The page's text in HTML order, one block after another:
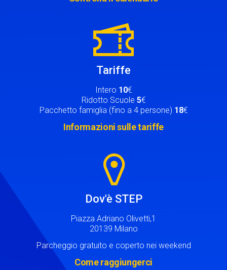
Tariffe
Intero 10€
Ridotto Scuole 5€
Pacchetto famiglia (fino a 4 persone) 18€
Informazioni sulle tariffe
Dov'è STEP
Piazza Adriano Olivetti,1
20139 Milano
Parcheggio gratuito e coperto nei weekend
Come raggiungerci